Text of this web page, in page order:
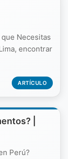
Necesitas
encontrar
ARTÍCULO
|
Perú?